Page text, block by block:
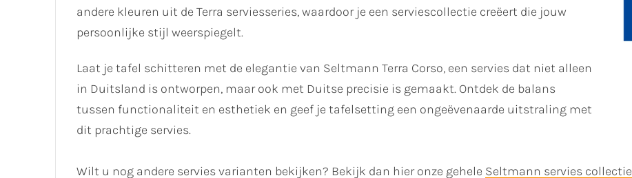
andere kleuren uit de Terra serviesseries, waardoor je een serviescollectie creëert die jouw
persoonlijke stijl weerspiegelt.
Laat je tafel schitteren met de elegantie van Seltmann Terra Corso, een servies dat niet alleen
in Duitsland is ontworpen, maar ook met Duitse precisie is gemaakt. Ontdek de balans
tussen functionaliteit en esthetiek en geef je tafelsetting een ongeëvenaarde uitstraling met
dit prachtige servies.
Wilt u nog andere servies varianten bekijken? Bekijk dan hier onze gehele Seltmann servies collectie